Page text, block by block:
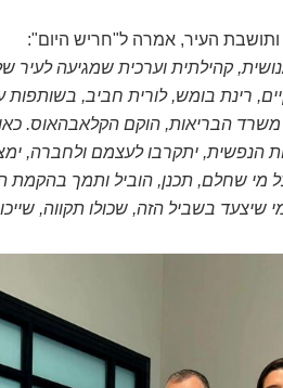
העיר, אמרה ל"חריש היום":
קהילתית וערכית שמגיעה לעיר
רינת בומש, לורית חביב,
הבריאות, הוקם הקלאבהאוס.
יתקרבו לעצמם ולחברה,
מי שחלם, תכנן, הוביל ותמך בהקמת
בשביל הזה, שכולו תקווה,